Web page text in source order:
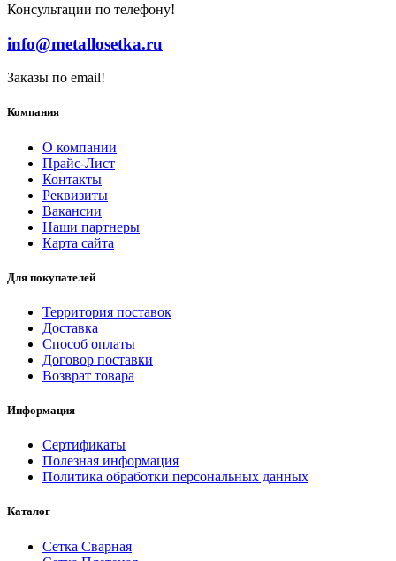
Консультации по телефону!
info@metallosetka.ru
Заказы по email!
Компания
О компании
Прайс-Лист
Контакты
Реквизиты
Вакансии
Наши партнеры
Карта сайта
Для покупателей
Территория поставок
Доставка
Способ оплаты
Договор поставки
Возврат товара
Информация
Сертификаты
Полезная информация
Политика обработки персональных данных
Каталог
Сетка Сварная